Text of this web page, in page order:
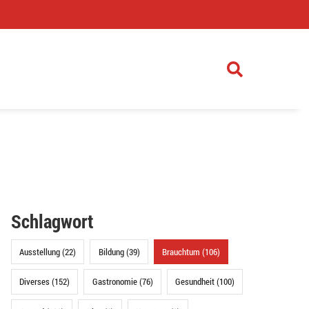
Schlagwort
Ausstellung (22) Bildung (39) Brauchtum (106)
Diverses (152) Gastronomie (76) Gesundheit (100)